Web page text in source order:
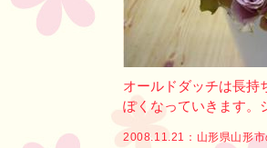
オールドダッチは長持
ぽくなっていきます。
2008.11.21： 山形県山形